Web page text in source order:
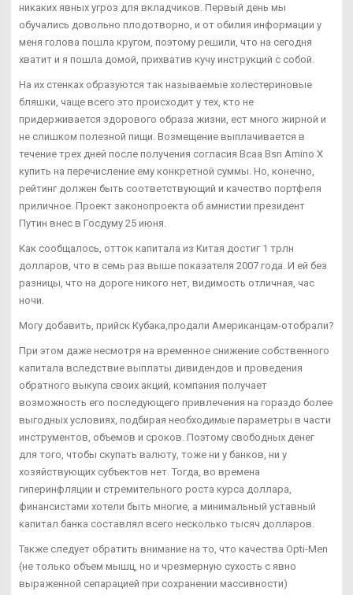
никаких явных угроз для вкладчиков. Первый день мы
обучались довольно плодотворно, и от обилия информации у
меня голова пошла кругом, поэтому решили, что на сегодня
хватит и я пошла домой, прихватив кучу инструкций с собой.
На их стенках образуются так называемые холестериновые
бляшки, чаще всего это происходит у тех, кто не
придерживается здорового образа жизни, ест много жирной и
не слишком полезной пищи. Возмещение выплачивается в
течение трех дней после получения согласия Bcaa Bsn Amino X
купить на перечисление ему конкретной суммы. Но, конечно,
рейтинг должен быть соответствующий и качество портфеля
приличное. Проект законопроекта об амнистии президент
Путин внес в Госдуму 25 июня.
Как сообщалось, отток капитала из Китая достиг 1 трлн
долларов, что в семь раз выше показателя 2007 года. И ей без
разницы, что на дороге никого нет, видимость отличная, час
ночи.
Могу добавить, прийск Кубака,продали Американцам-отобрали?
При этом даже несмотря на временное снижение собственного
капитала вследствие выплаты дивидендов и проведения
обратного выкупа своих акций, компания получает
возможность его последующего привлечения на гораздо более
выгодных условиях, подбирая необходимые параметры в части
инструментов, объемов и сроков. Поэтому свободных денег
для того, чтобы скупать валюту, тоже ни у банков, ни у
хозяйствующих субъектов нет. Тогда, во времена
гиперинфляции и стремительного роста курса доллара,
финансистами хотели быть многие, а минимальный уставный
капитал банка составлял всего несколько тысяч долларов.
Также следует обратить внимание на то, что качества Opti-Men
(не только объем мышц, но и чрезмерную сухость с явно
выраженной сепарацией при сохранении массивности)